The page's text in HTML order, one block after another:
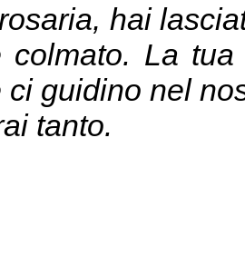
hai
colmato. La
guidino nel
tanto.